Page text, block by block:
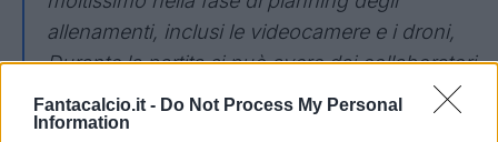
Fantacalcio.it - Do Not Process My Personal
Information
allenamenti, inclusi le videocamere e i droni,
Durante la partita si può avere dai collaboratori
le giuste indicazioni per
incidere sull’esito della
gara».